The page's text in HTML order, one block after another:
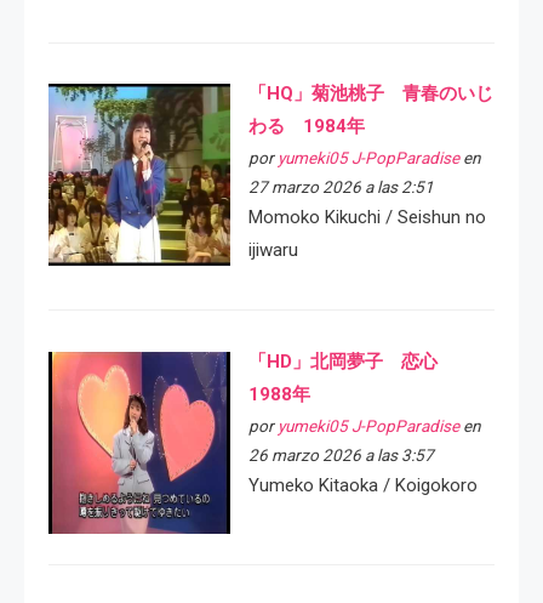
「HQ」菊池桃子 青春のいじ
わる 1984年
por yumeki05 J-PopParadiseen
27 marzo 2026 a las 2:51
Momoko Kikuchi / Seishun no
ijiwaru
「HD」北岡夢子 恋心
1988年
por yumeki05 J-PopParadiseen
26 marzo 2026 a las 3:57
Yumeko Kitaoka / Koigokoro